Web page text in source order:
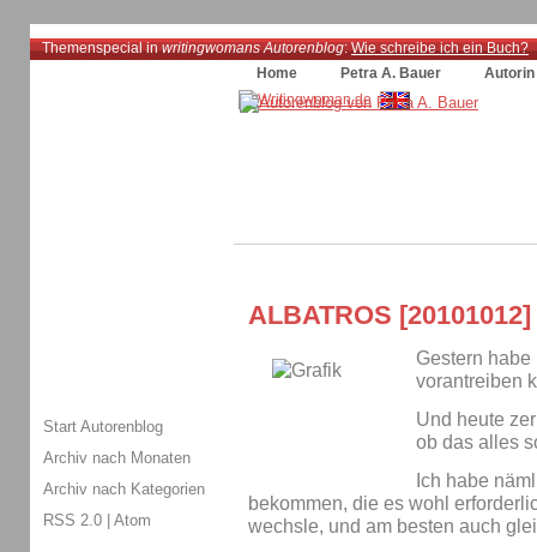
Themenspecial inwritingwomans Autorenblog:Wie schreibe ich ein Buch?
Home
Petra A. Bauer Autorin
ALBATROS [20101012]
Gestern
vorantreiben
Und heute
ob das alles
Ich habe
bekommen, die es wohl
wechsle, und am besten auch
Start Autorenblog
Archiv nach Monaten
Archiv nach Kategorien
RSS 2.0 | Atom